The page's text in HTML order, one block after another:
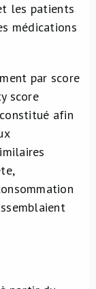
les patients
médications
par score
score
afin